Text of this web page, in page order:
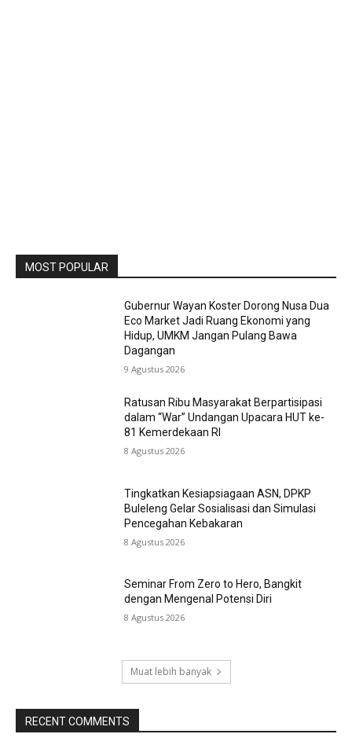
MOST POPULAR
Gubernur Wayan Koster Dorong Nusa Dua
Eco Market Jadi Ruang Ekonomi yang
Hidup, UMKM Jangan Pulang Bawa
Dagangan
9 Agustus 2026
Ratusan Ribu Masyarakat Berpartisipasi
dalam “War” Undangan Upacara HUT ke-
81 Kemerdekaan RI
8 Agustus 2026
Tingkatkan Kesiapsiagaan ASN, DPKP
Buleleng Gelar Sosialisasi dan Simulasi
Pencegahan Kebakaran
8 Agustus 2026
Seminar From Zero to Hero, Bangkit
dengan Mengenal Potensi Diri
8 Agustus 2026
Muat lebih banyak
RECENT COMMENTS